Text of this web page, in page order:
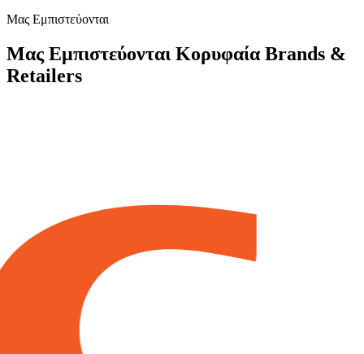
Μας Εμπιστεύονται
Μας Εμπιστεύονται Κορυφαία Brands &
Retailers